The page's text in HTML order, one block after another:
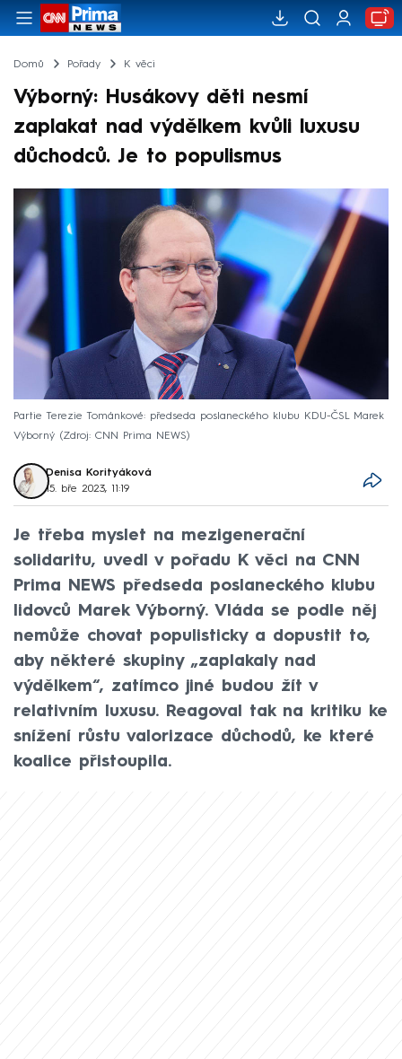
Domů Pořady K věci
Výborný: Husákovy děti nesmí
zaplakat nad výdělkem kvůli luxusu
důchodců. Je to populismus
Partie Terezie Tománkové: předseda poslaneckého klubu KDU-ČSL Marek
Výborný
Zdroj: CNN Prima NEWS
Denisa Korityáková
15. bře 2023, 11:19
Je třeba myslet na mezigenerační
solidaritu, uvedl v pořadu K věci na CNN
Prima NEWS předseda poslaneckého klubu
lidovců Marek Výborný. Vláda se podle něj
nemůže chovat populisticky a dopustit to,
aby některé skupiny „zaplakaly nad
výdělkem“, zatímco jiné budou žít v
relativním luxusu. Reagoval tak na kritiku ke
snížení růstu valorizace důchodů, ke které
koalice přistoupila.